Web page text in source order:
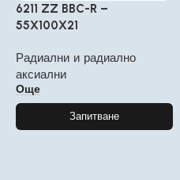
6211 ZZ BBC-R –
55X100X21
Радиални и радиално
аксиални
Още
Запитване